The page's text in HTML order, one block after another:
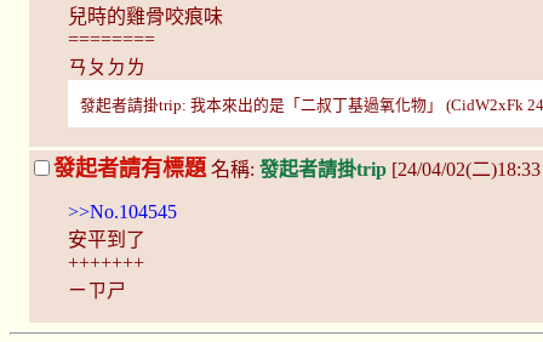
兒時的雞骨咬痕味
========
ㄢㄆㄉㄌ
發起者請掛trip: 我本來出的是「二叔丁基過氧化物」 (CidW2xFk
發起者請有標題名稱: 發起者請掛trip [24/04/02(二
>>No.104545
安平到了
+++++++
ㄧㄗㄕ